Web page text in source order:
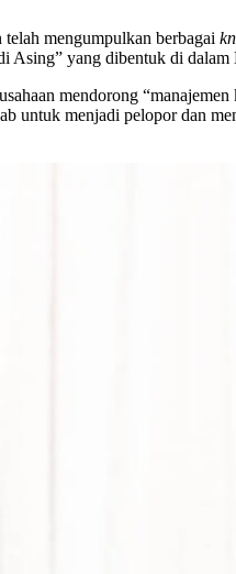
mengumpulkan berbagai
Asing” yang dibentuk di
mendorong
untuk menjadi pelopor dan